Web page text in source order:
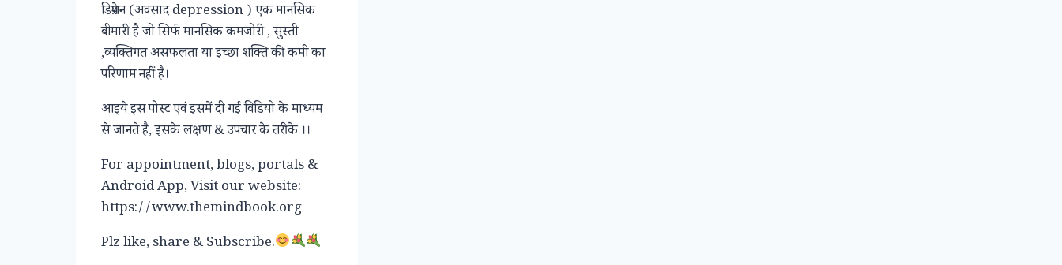
डिप्रेशन (अवसाद depression ) एक मानसिक
बीमारी है जो सिर्फ मानसिक कमजोरी , सुस्ती
,व्यक्तिगत असफलता या इच्छा शक्ति की कमी का
परिणाम नहीं है।
आइये इस पोस्ट एवं इसमें दी गई विडियो के माध्यम
से जानते है, इसके लक्षण & उपचार के तरीके ।।
For appointment, blogs, portals &
Android App, Visit our website:
https://www.themindbook.org
Plz like, share & Subscribe.